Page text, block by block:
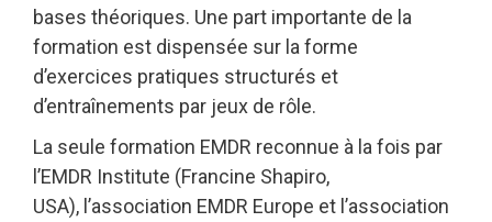
bases théoriques. Une part importante de la
formation est dispensée sur la forme
d’exercices pratiques structurés et
d’entraînements par jeux de rôle.
La seule formation EMDR reconnue à la fois par
l’EMDR Institute (Francine Shapiro,
USA), l’association EMDR Europe et l’association